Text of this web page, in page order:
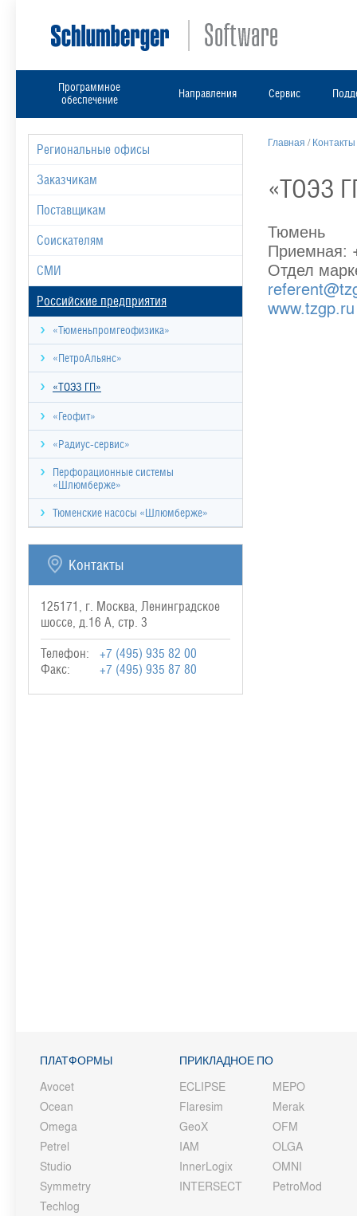
Программное
обеспечение
Направления Сервис
Региональные офисы
Заказчикам
Поставщикам
Соискателям
СМИ
Российские предприятия
«Тюменьпромгеофизика»
«ПетроАльянс»
«ТОЭЗ ГП»
«Геофит»
«Радиус-сервис»
Перфорационные системы
«Шлюмберже»
Тюменские насосы «Шлюмберже»
Контакты
125171, г. Москва, Ленинградское
шоссе, д.16 А, стр. 3
Телефон:
+7 (495) 935 82 00
Факс:
+7 (495) 935 87 80
Главная /Контакты
«ТОЭЗ
Тюмень
Приемная:
Отдел
www.tzgp.ru
ПЛАТФОРМЫ
Avocet
Ocean
Omega
Petrel
Studio
Symmetry
Techlog
ПРИКЛАДНОЕ ПО
ECLIPSE
Flaresim
GeoX
IAM
InnerLogix
INTERSECT
MEPO
Merak
OFM
OLGA
OMNI
PetroMod